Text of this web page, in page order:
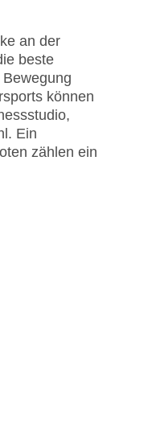
an der
beste
können
Ein
zählen ein